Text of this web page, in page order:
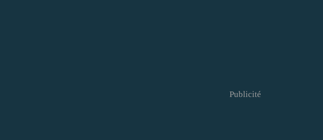
Publicité